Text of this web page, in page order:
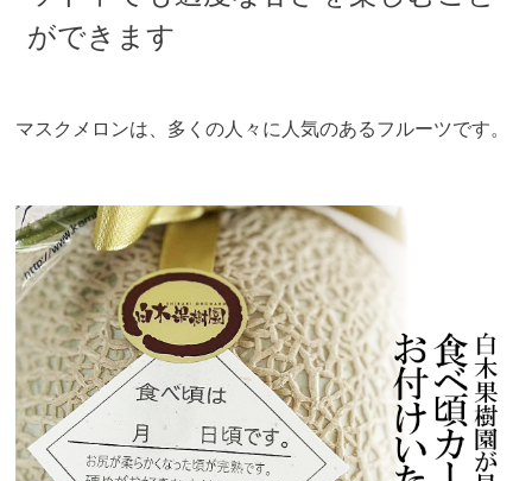
ができます
マスクメロンは、多くの人々に人気のあるフルーツです。